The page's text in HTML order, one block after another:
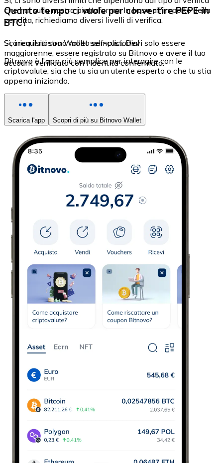
che hai sulla nostra piattaforma. In base all'importo della
vendita, richiediamo diversi livelli di verifica.
Quanto tempo ci vuole per convertire PEPE in
BTC?
Sì, i requisiti sono molto semplici. Devi solo essere
maggiorenne, essere registrato su Bitnovo e avere il tuo
account verificato con l'identità confermata.
Scarica il nostro Wallet self-custodial
Bitnovo è l'app più semplice per interagire con le
criptovalute, sia che tu sia un utente esperto o che tu stia
appena iniziando.
Scarica l'app Scopri di più su Bitnovo Wallet